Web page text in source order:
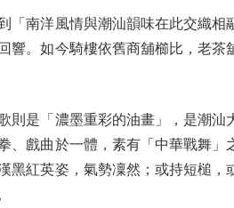
南洋風情與潮汕韻味在此交織相
響。如今騎樓依舊商舖櫛比，老
是「濃墨重彩的油畫」，是潮汕
、戲曲於一體，素有「中華戰舞
黑紅英姿，氣勢凜然；或持短槌